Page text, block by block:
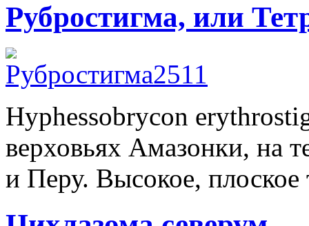
Рубростигма, или
Hyphessobrycon
верховьях Амазонки, на
и Перу. Высокое,